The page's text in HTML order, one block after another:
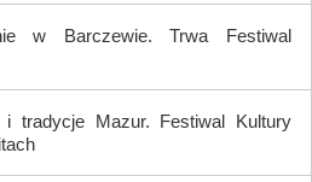
w Barczewie. Trwa Festiwal
i tradycje Mazur. Festiwal Kultury